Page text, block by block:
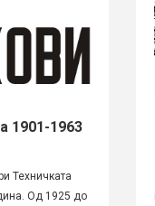
1901-1963
Техничката
Од 1925 до